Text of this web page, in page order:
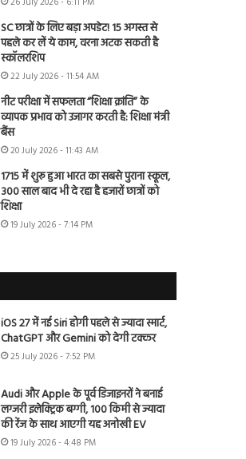
SC छात्रों के लिए बड़ा अपडेट! 15 अगस्त से
पहले कर लें ये काम, वरना अटक सकती है
स्कॉलरशिप
22 July 2026 - 11:54 AM
नीट परीक्षा में सफलता “शिक्षा क्रांति” के
व्यापक प्रभाव को उजागर करती है: शिक्षा मंत्री
बैंस
20 July 2026 - 11:43 AM
1715 में शुरू हुआ भारत का सबसे पुराना स्कूल,
300 साल बाद भी दे रहा है हजारों छात्रों को
शिक्षा
19 July 2026 - 7:14 PM
iOS 27 में नई Siri होगी पहले से ज्यादा स्मार्ट,
ChatGPT और Gemini को देगी टक्कर
25 July 2026 - 7:52 PM
Audi और Apple के पूर्व डिजाइनरों ने बनाई
लग्जरी इलेक्ट्रिक बग्गी, 100 किमी से ज्यादा
की रेंज के साथ आएगी यह अनोखी EV
19 July 2026 - 4:48 PM